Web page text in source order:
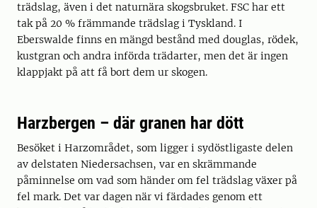
trädslag, även i det naturnära skogsbruket. FSC har ett
tak på 20 % främmande trädslag i Tyskland. I
Eberswalde finns en mängd bestånd med douglas, rödek,
kustgran och andra införda trädarter, men det är ingen
klappjakt på att få bort dem ur skogen.
Harzbergen – där granen har dött
Besöket i Harzområdet, som ligger i sydöstligaste delen
av delstaten Niedersachsen, var en skrämmande
påminnelse om vad som händer om fel trädslag växer på
fel mark. Det var dagen när vi färdades genom ett